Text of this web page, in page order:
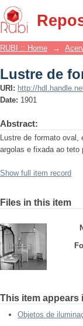
Lustre de
RUBI :: Home →
Lustre de
URI: http://
Date: 1901
Abstract:
Lustre de formato oval,
argolas e fixada ao teto
Show full item record
Files in this item
This item appears
Objetos de